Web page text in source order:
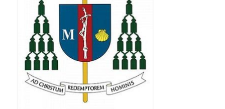
Stare fotografie
Galerie 2018
Pasterka 2018
100 lecie Niepodległości